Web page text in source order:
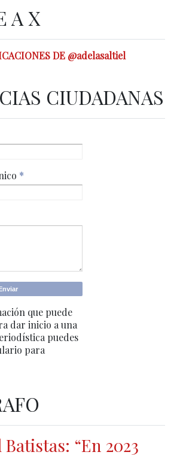
A X
DE @adelasaltiel
CIUDADANAS
*
que puede
dar inicio a una
puedes
para
“En 2023